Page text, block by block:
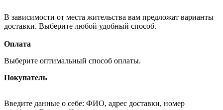
В зависимости от места жительства вам предложат варианты
доставки. Выберите любой удобный способ.
Оплата
Выберите оптимальный способ оплаты.
Покупатель
Введите данные о себе: ФИО, адрес доставки, номер